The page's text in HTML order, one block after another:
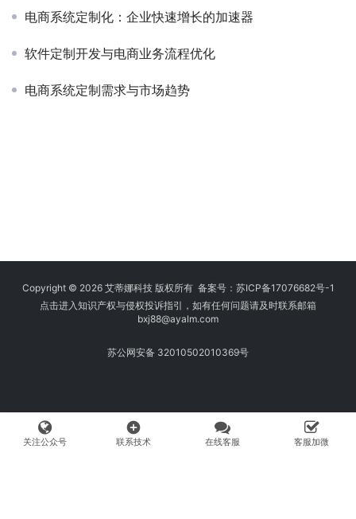
电商系统定制化：企业快速增长的加速器
软件定制开发与电商业务流程优化
电商系统定制需求与市场趋势
Copyright © 2026 艾蒂娜科技 版权所有 备案号： 苏ICP备17076682号-1
点击进入知识产权与侵权投诉指引，如有任何问题请及时联系邮箱
bxj88@ayalm.com
苏公网安备 32010502010369号
关注公众号
add_circle
联系技术 在线客服 客服加微